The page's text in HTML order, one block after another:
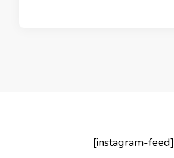
[instagram-feed]